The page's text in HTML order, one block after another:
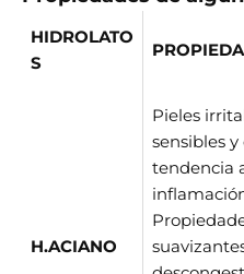
HIDROLATO
S
H.ACIANO
Pieles
sensibles y
tendencia